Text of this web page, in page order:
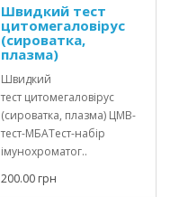
Швидкий тест
цитомегаловірус
(сироватка,
плазма)
Швидкий
тест цитомегаловірус
(сироватка, плазма) ЦМВ-
тест-МБАТест-набір
імунохроматог..
200.00 грн